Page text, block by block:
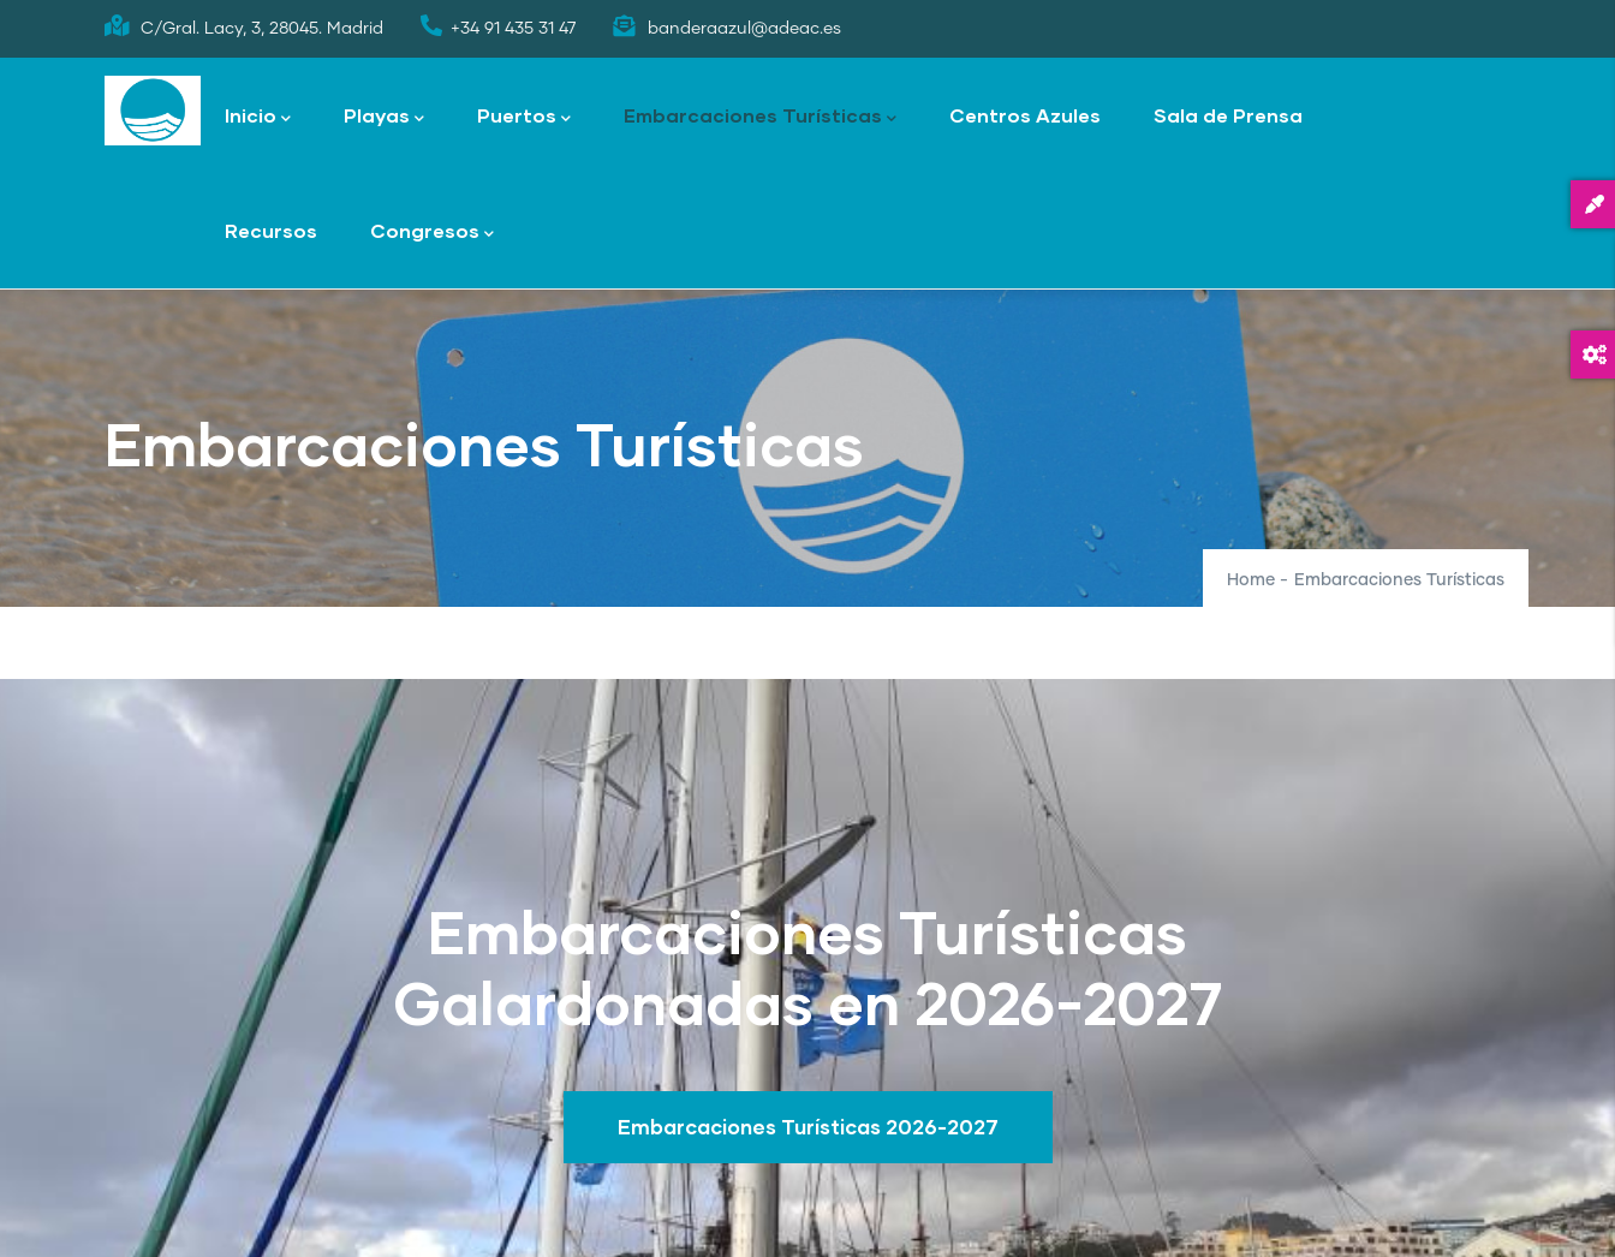
to
C/Gral. Lacy, 3, 28045. Madrid +34 91 435 31 47 banderaazul@adeac.es
navigation
Inicio Playas Puertos Embarcaciones Turísticas Centros Azules Sala de Prensa
Recursos Congresos
Embarcaciones Turísticas
Home - Embarcaciones Turísticas
Embarcaciones Turísticas
Galardonadas en 2026-2027
Embarcaciones Turísticas 2026-2027